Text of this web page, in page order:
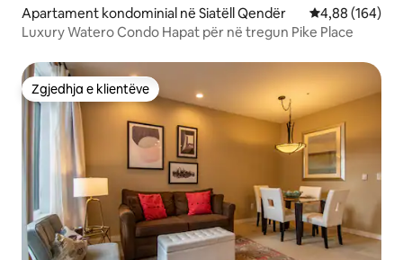
Apartament kondominial në Siatëll Qendër Vlerësimi
4,88 (164)
Luxury Watero Condo Hapat për në tregun Pike Place
Zgjedhja e klientëve
Zgjedhja e klientëve